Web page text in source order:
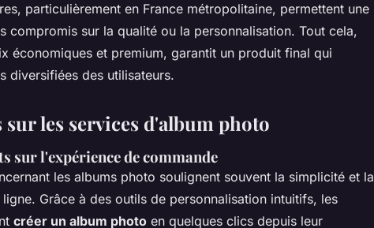
particulièrement en France métropolitaine, permettent une
compromis sur la qualité ou la personnalisation. Tout cela,
économiques et premium, garantit un produit final qui
diversifiées des utilisateurs.
sur les services d'album photo
sur l'expérience de commande
les albums photo soulignent souvent la simplicité et la
Grâce à des outils de personnalisation intuitifs, les
créer un album photo en quelques clics depuis leur